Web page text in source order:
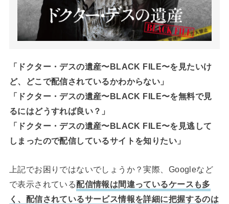
「ドクター・デスの遺産〜BLACK FILE〜を見たいけ
ど、どこで配信されているかわからない」
「ドクター・デスの遺産〜BLACK FILE〜を無料で見
るにはどうすれば良い？」
「ドクター・デスの遺産〜BLACK FILE〜を見逃して
しまったので配信しているサイトを知りたい」
上記でお困りではないでしょうか？実際、Googleなど
で表示されている配信情報は間違っているケースも多
く、配信されているサービス情報を詳細に把握するのは